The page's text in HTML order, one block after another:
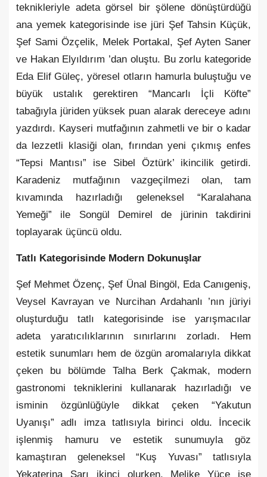
teknikleriyle adeta görsel bir şölene dönüştürdüğü
ana yemek kategorisinde ise jüri Şef Tahsin Küçük,
Şef Sami Özçelik, Melek Portakal, Şef Ayten Saner
ve Hakan Elyıldırım ’dan oluştu. Bu zorlu kategoride
Eda Elif Güleç, yöresel otların hamurla buluştuğu ve
büyük ustalık gerektiren “Mancarlı İçli Köfte”
tabağıyla jüriden yüksek puan alarak dereceye adını
yazdırdı. Kayseri mutfağının zahmetli ve bir o kadar
da lezzetli klasiği olan, fırından yeni çıkmış enfes
“Tepsi Mantısı” ise Sibel Öztürk’ ikincilik getirdi.
Karadeniz mutfağının vazgeçilmezi olan, tam
kıvamında hazırladığı geleneksel “Karalahana
Yemeği” ile Songül Demirel de jürinin takdirini
toplayarak üçüncü oldu.
Tatlı Kategorisinde Modern Dokunuşlar
Şef Mehmet Özenç, Şef Ünal Bingöl, Eda Canıgeniş,
Veysel Kavrayan ve Nurcihan Ardahanlı ’nın jüriyi
oluşturduğu tatlı kategorisinde ise yarışmacılar
adeta yaratıcılıklarının sınırlarını zorladı. Hem
estetik sunumları hem de özgün aromalarıyla dikkat
çeken bu bölümde Talha Berk Çakmak, modern
gastronomi tekniklerini kullanarak hazırladığı ve
isminin özgünlüğüyle dikkat çeken “Yakutun
Uyanışı” adlı imza tatlısıyla birinci oldu. İncecik
işlenmiş hamuru ve estetik sunumuyla göz
kamaştıran geleneksel “Kuş Yuvası” tatlısıyla
Yekaterina Sarı ikinci olurken, Melike Yüce ise